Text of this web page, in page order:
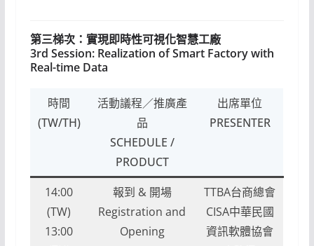
第三梯次：實現即時性可視化智慧工廠
3rd Session: Realization of Smart Factory with
Real-time Data
時間
(TW/TH)
活動議程／推廣產
品
SCHEDULE /
PRODUCT
出席單位
PRESENTER
14:00
(TW)
13:00
報到 & 開場
Registration and
Opening
TTBA台商總會
CISA中華民國
資訊軟體協會